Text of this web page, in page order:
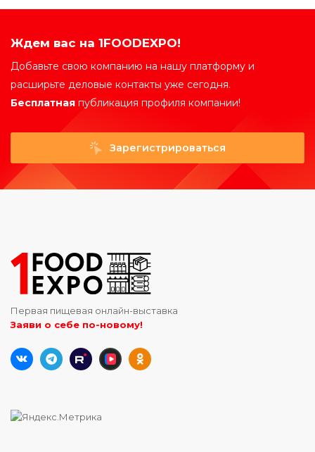
Ждем вас на 1FOODEXPO!
Добавьте свою компанию на нашу платформу и
расширьте деловые контакты уже сегодня.
Бесплатная публикация профиля компании!
Зарегистрироваться
Первая пищевая онлайн-выставка
Заяви о себе по-новому!